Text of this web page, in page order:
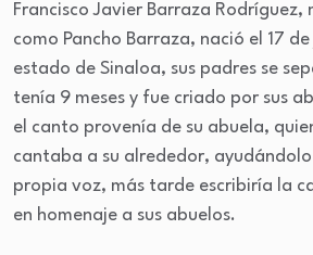
Francisco Javier Barraza Rodríguez,
como Pancho Barraza, nació el 17 de
estado de Sinaloa, sus padres se
tenía 9 meses y fue criado por sus
el canto provenía de su abuela,
cantaba a su alrededor,
propia voz, más tarde escribiría la
en homenaje a sus abuelos.